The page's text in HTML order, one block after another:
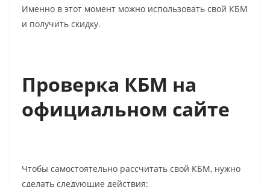
Именно в этот момент можно использовать свой КБМ
и получить скидку.
Проверка КБМ на
официальном сайте
Чтобы самостоятельно рассчитать свой КБМ, нужно
сделать следующие действия: